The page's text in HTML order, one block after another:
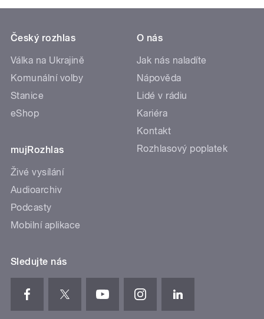
Český rozhlas
Válka na Ukrajině
Komunální volby
Stanice
eShop
mujRozhlas
Živé vysílání
Audioarchiv
Podcasty
Mobilní aplikace
O nás
Jak nás naladíte
Nápověda
Lidé v rádiu
Kariéra
Kontakt
Rozhlasový poplatek
Sledujte nás